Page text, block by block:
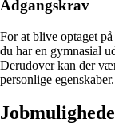
Adgangskrav
For at blive optaget
du har en gymnasial
Derudover kan der
personlige egenskaber.